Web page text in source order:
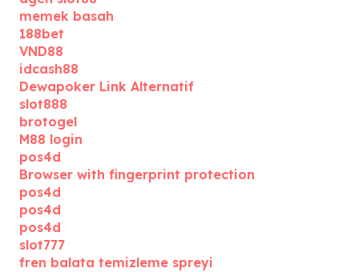
memek basah
188bet
VND88
idcash88
Dewapoker Link Alternatif
slot888
brotogel
M88 login
pos4d
Browser with fingerprint protection
pos4d
pos4d
pos4d
slot777
fren balata temizleme spreyi